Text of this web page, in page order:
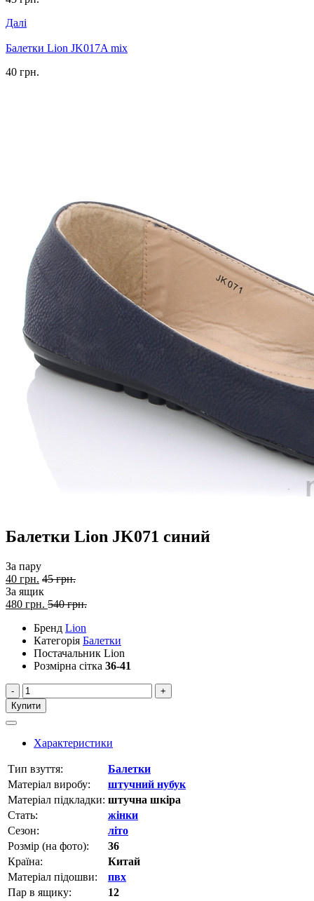
Далі
Балетки Lion JK017A mix
40 грн.
Балетки Lion JK071 синий
За пару
40 грн. 45 грн.
За ящик
480 грн. 540 грн.
Бренд Lion
Категорія Балетки
Постачальник Lion
Розмірна сітка 36-41
-
+
Купити
Характеристики
Тип взуття:
Балетки
Матеріал виробу:
штучний нубук
Матеріал підкладки: штучна шкіра
Стать:
жінки
Сезон:
літо
Розмір (на фото):
36
Країна:
Китай
Матеріал підошви:
пвх
Пар в ящику:
12